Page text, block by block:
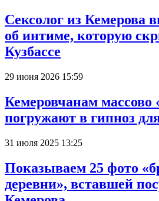
Сексолог из Кемерова
об интиме, которую
Кузбассе
29 июня 2026 15:59
Кемеровчанам массово
погружают в гипноз
31 июля 2025 13:25
Показываем 25 фото
деревни», вставшей